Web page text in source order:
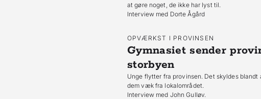
at gøre noget, de ikke har lyst til.
Interview med Dorte Ågård
OPVÆRKST I PROVINSEN
Gymnasiet sender
storbyen
Unge flytter fra provinsen. Det skyldes
dem væk fra lokalområdet.
Interview med John Gulløv.